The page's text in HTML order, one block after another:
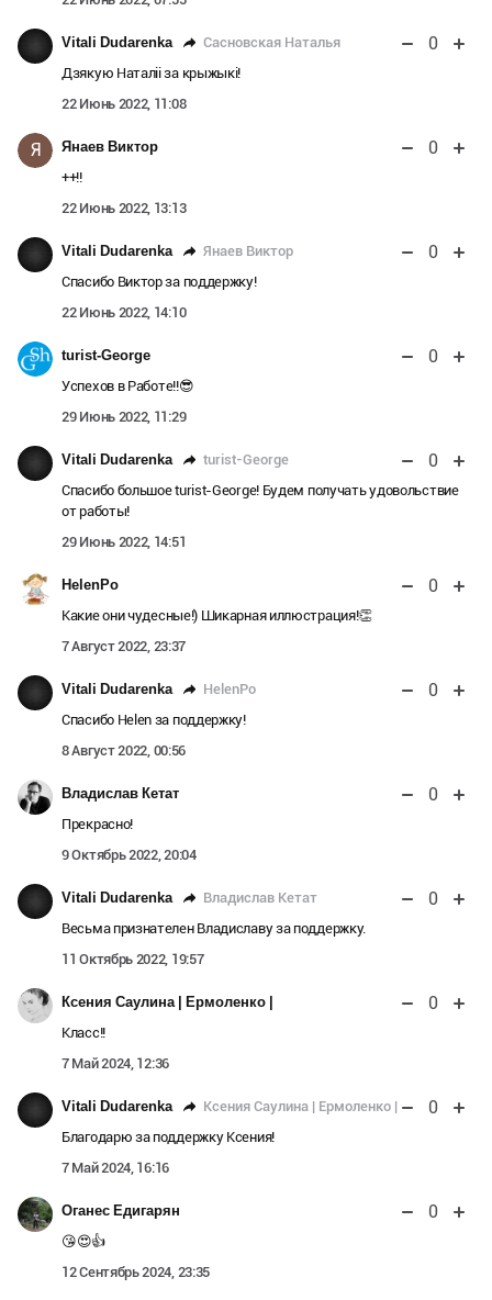
Vitali Dudarenka Сасновская Наталья 0
Дзякую Наталіі за крыжыкі!
22 Июнь 2022, 11:08
Я Янаев Виктор 0
++!!
22 Июнь 2022, 13:13
Vitali Dudarenka Янаев Виктор 0
Спасибо Виктор за поддержку!
22 Июнь 2022, 14:10
turist-George 0
Успехов в Работе!!😎
29 Июнь 2022, 11:29
Vitali Dudarenka turist-George 0
Спасибо большое turist-George! Будем получать удовольствие
от работы!
29 Июнь 2022, 14:51
HelenPo 0
Какие они чудесные!) Шикарная иллюстрация!👏
7 Август 2022, 23:37
Vitali Dudarenka HelenPo 0
Спасибо Helen за поддержку!
8 Август 2022, 00:56
Владислав Кетат 0
Прекрасно!
9 Октябрь 2022, 20:04
Vitali Dudarenka Владислав Кетат 0
Весьма признателен Владиславу за поддержку.
11 Октябрь 2022, 19:57
Ксения Саулина | Ермоленко | 0
Класс!!
7 Май 2024, 12:36
Vitali Dudarenka Ксения Саулина | Ермоленко | 0
Благодарю за поддержку Ксения!
7 Май 2024, 16:16
Оганес Едигарян 0
😘😍👍
12 Сентябрь 2024, 23:35